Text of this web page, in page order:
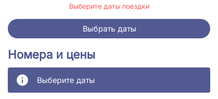
Номера и цены
Выберите даты
Выберите даты поездки
Выбрать даты